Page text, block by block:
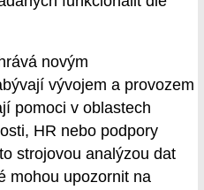
novým
vývojem a provozem
pomoci v oblastech
HR nebo podpory
strojovou analýzou dat
mohou upozornit na